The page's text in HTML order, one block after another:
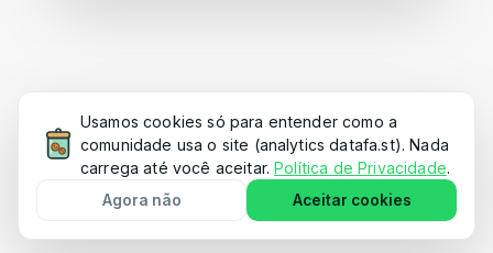
Usamos cookies só para entender como a
comunidade usa o site (analytics datafa.st). Nada
carrega até você aceitar.Política de Privacidade.
Agora não Aceitar cookies